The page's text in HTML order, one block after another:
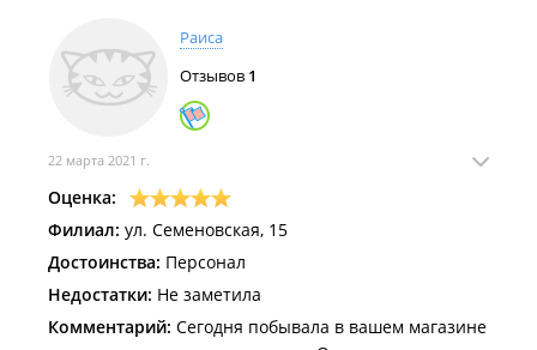
Раиса
Отзывов 1
22 марта 2021 г.
Оценка:
Филиал: ул. Семеновская, 15
Достоинства: Персонал
Недостатки: Не заметила
Комментарий: Сегодня побывала в вашем магазине